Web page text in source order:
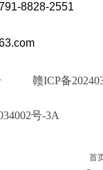
8828-2551
赣ICP备
号-3A
首